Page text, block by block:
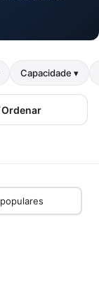
Capacidade ▾
Ordenar